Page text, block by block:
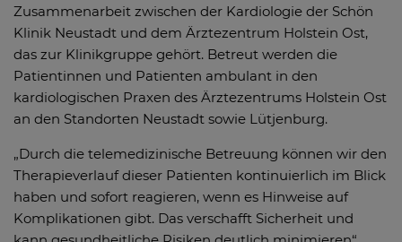
Zusammenarbeit zwischen der Kardiologie der Schön
Klinik Neustadt und dem Ärztezentrum Holstein Ost,
das zur Klinikgruppe gehört. Betreut werden die
Patientinnen und Patienten ambulant in den
kardiologischen Praxen des Ärztezentrums Holstein Ost
an den Standorten Neustadt sowie Lütjenburg.
„Durch die telemedizinische Betreuung können wir den
Therapieverlauf dieser Patienten kontinuierlich im Blick
haben und sofort reagieren, wenn es Hinweise auf
Komplikationen gibt. Das verschafft Sicherheit und